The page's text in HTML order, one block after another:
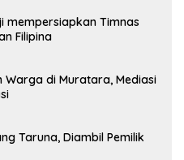
mempersiapkan Timnas
Filipina
Warga di Muratara, Mediasi
Taruna, Diambil Pemilik